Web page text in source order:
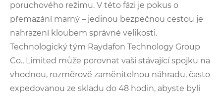
poruchového režimu. V této fázi je pokus o
přemazání marný – jedinou bezpečnou cestou je
nahrazení kloubem správné velikosti.
Technologický tým Raydafon Technology Group
Co., Limited může porovnat vaši stávající spojku na
vhodnou, rozměrově zaměnitelnou náhradu, často
expedovanou ze skladu do 48 hodin, abyste byli